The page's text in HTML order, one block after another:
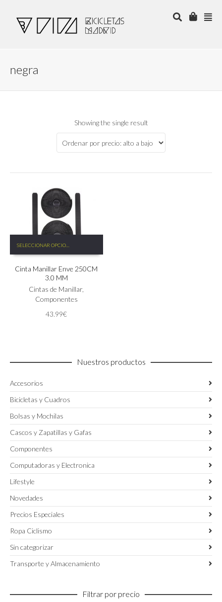
negra
Showing the single result
SELECCIONAR OPCIONES
producto
múltiples
Cinta Manillar Enve 250CM
3.0 MM
Cintas de Manillar,
Componentes
43.99€
Nuestros productos
Accesorios
Bicicletas y Cuadros
Bolsas y Mochilas
Cascos y Zapatillas y Gafas
Componentes
Computadoras y Electronica
Lifestyle
Novedades
Precios Especiales
Ropa Ciclismo
Sin categorizar
Transporte y Almacenamiento
Filtrar por precio